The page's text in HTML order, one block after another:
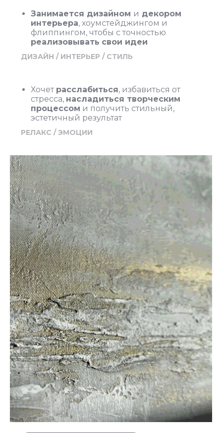
Занимается дизайном и декором
интерьера, хоумстейджингом и
флиппингом, чтобы с точностью
реализовывать свои идеи
ДИЗАЙН / ИНТЕРЬЕР / СТИЛЬ
Хочет расслабиться, избавиться от
стресса, насладиться творческим
процессом и получить стильный,
эстетичный результат
РЕЛАКС / ЭМОЦИИ